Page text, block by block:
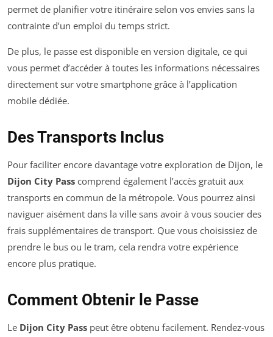
permet de planifier votre itinéraire selon vos envies sans la
contrainte d’un emploi du temps strict.
De plus, le passe est disponible en version digitale, ce qui
vous permet d’accéder à toutes les informations nécessaires
directement sur votre smartphone grâce à l’application
mobile dédiée.
Des Transports Inclus
Pour faciliter encore davantage votre exploration de Dijon, le
Dijon City Pass comprend également l’accès gratuit aux
transports en commun de la métropole. Vous pourrez ainsi
naviguer aisément dans la ville sans avoir à vous soucier des
frais supplémentaires de transport. Que vous choisissiez de
prendre le bus ou le tram, cela rendra votre expérience
encore plus pratique.
Comment Obtenir le Passe
Le Dijon City Pass peut être obtenu facilement. Rendez-vous